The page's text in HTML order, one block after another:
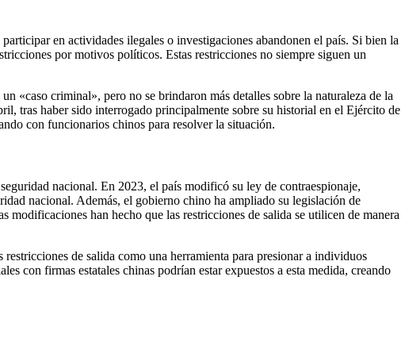
en actividades ilegales o investigaciones abandonen el país. Si bien la
por motivos políticos. Estas restricciones no siempre siguen un
«caso criminal», pero no se brindaron más detalles sobre la naturaleza de la
tras haber sido interrogado principalmente sobre su historial en el Ejército de
con funcionarios chinos para resolver la situación.
nacional. En 2023, el país modificó su ley de contraespionaje,
nacional. Además, el gobierno chino ha ampliado su legislación de
modificaciones han hecho que las restricciones de salida se utilicen de manera
de salida como una herramienta para presionar a individuos
con firmas estatales chinas podrían estar expuestos a esta medida, creando